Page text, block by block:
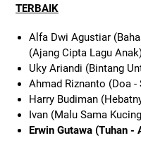
TERBAIK
Alfa Dwi Agustiar
(Ajang Cipta Lagu
Uky Ariandi (Bintang
Ahmad Riznanto (Doa -
Harry Budiman
Ivan (Malu Sama
Erwin Gutawa (Tuhan -